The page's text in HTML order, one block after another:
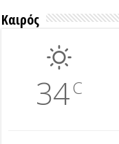
Καιρός
34C